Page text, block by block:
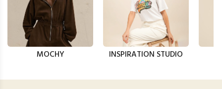
MOCHY INSPIRATION STUDIO